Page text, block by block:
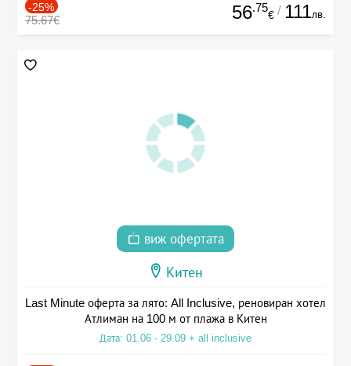
-25%
75.67€ 56.75
€ / 111лв.
виж офертата
Китен
Last Minute оферта за лято: All Inclusive, реновиран хотел
Атлиман на 100 м от плажа в Китен
Дата: 01.06 - 29.09 + all inclusive